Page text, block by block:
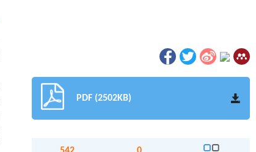
PDF (2502KB)